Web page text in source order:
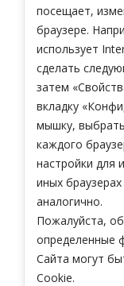
посещает,
браузере.
использует
сделать
затем
вкладку
мышку,
каждого
настройки для
иных
аналогично.
Пожалуйста,
определенные
Сайта могут
Cookie.